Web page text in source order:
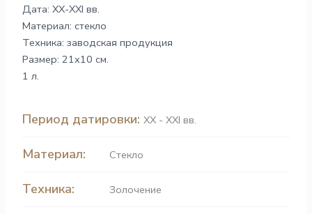
Дата: XX-XXI вв.
Материал: стекло
Техника: заводская продукция
Размер: 21х10 см.
1 л.
Период датировки: XX - XXI вв.
Материал: Стекло
Техника: Золочение